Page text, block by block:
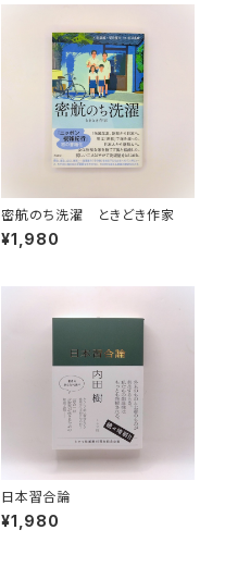
密航のち洗濯 ときどき作家
¥1,980
日本習合論
¥1,980